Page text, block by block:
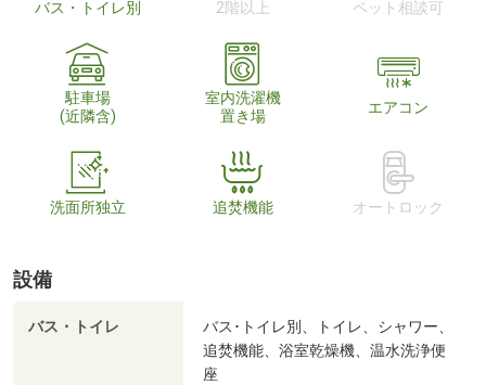
バス・トイレ別 2階以上 ペット相談可
駐車場
(近隣含)
室内洗濯機
置き場
エアコン
洗面所独立 追焚機能 オートロック
設備
バス・トイレ
バス･トイレ別、トイレ、シャワー、
追焚機能、浴室乾燥機、温水洗浄便
座